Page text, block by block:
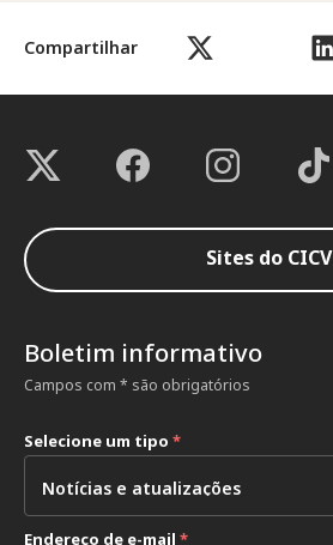
Compartilhar
Sites do CICV
Boletim informativo
Campos com * são obrigatórios
Selecione um tipo *
Endereço de e-mail *